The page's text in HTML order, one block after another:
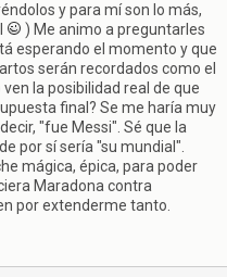
y para mí son lo más,
) Me animo a preguntarles
esperando el momento y que
serán recordados como el
la posibilidad real de que
final? Se me haría muy
"fue Messi". Sé que la
por sí sería "su mundial".
mágica, épica, para poder
Maradona contra
por extenderme tanto.